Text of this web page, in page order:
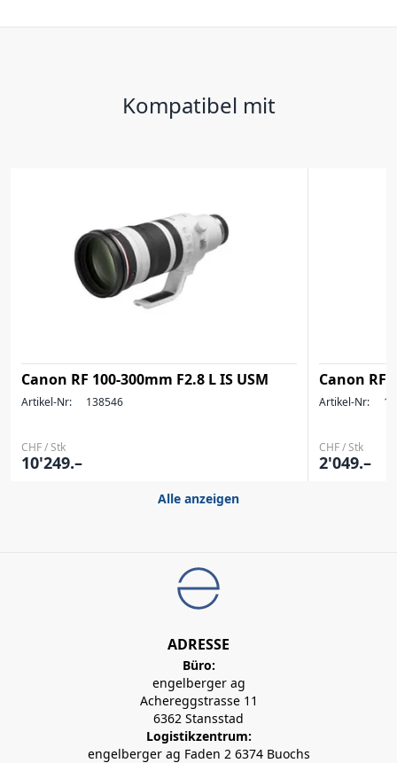
Kompatibel mit
Canon RF 100-300mm F2.8 L IS USM
Artikel-Nr: 138546
CHF / Stk
10'249.–
Canon RF
Artikel-Nr:
CHF / Stk
2'049.–
Alle anzeigen
ADRESSE
Büro:
engelberger ag
Achereggstrasse 11
6362 Stansstad
Logistikzentrum:
engelberger ag Faden 2 6374 Buochs